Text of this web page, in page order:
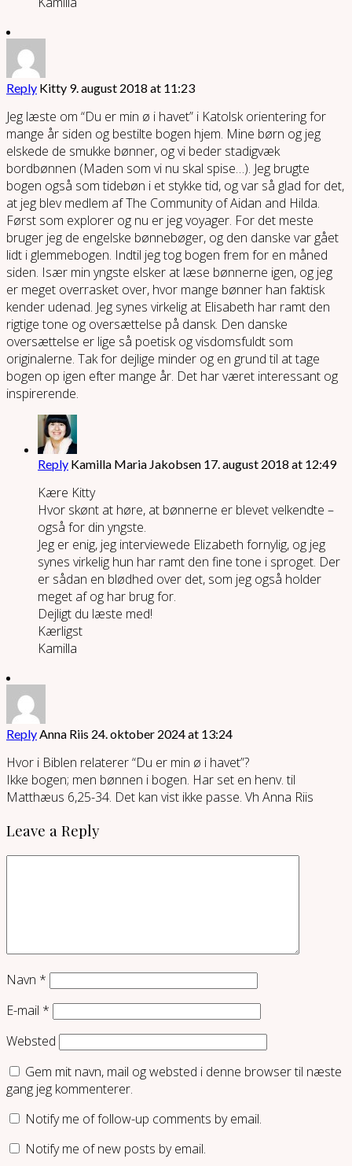
Reply Kitty 9. august 2018 at 11:23
Jeg læste om “Du er min ø i havet” i Katolsk orientering for
mange år siden og bestilte bogen hjem. Mine børn og jeg
elskede de smukke bønner, og vi beder stadigvæk
bordbønnen (Maden som vi nu skal spise…). Jeg brugte
bogen også som tidebøn i et stykke tid, og var så glad for det,
at jeg blev medlem af The Community of Aidan and Hilda.
Først som explorer og nu er jeg voyager. For det meste
bruger jeg de engelske bønnebøger, og den danske var gået
lidt i glemmebogen. Indtil jeg tog bogen frem for en måned
siden. Især min yngste elsker at læse bønnerne igen, og jeg
er meget overrasket over, hvor mange bønner han faktisk
kender udenad. Jeg synes virkelig at Elisabeth har ramt den
rigtige tone og oversættelse på dansk. Den danske
oversættelse er lige så poetisk og visdomsfuldt som
originalerne. Tak for dejlige minder og en grund til at tage
bogen op igen efter mange år. Det har været interessant og
inspirerende.
Reply Kamilla Maria Jakobsen 17. august 2018 at 12:49
Kære Kitty
Hvor skønt at høre, at bønnerne er blevet velkendte –
også for din yngste.
Jeg er enig, jeg interviewede Elizabeth fornylig, og jeg
synes virkelig hun har ramt den fine tone i sproget. Der
er sådan en blødhed over det, som jeg også holder
meget af og har brug for.
Dejligt du læste med!
Kærligst
Kamilla
ReplyAnna Riis 24. oktober 2024 at 13:24
Hvor i Biblen relaterer “Du er min ø i havet”?
Ikke bogen; men bønnen i bogen. Har set en henv. til
Matthæus 6,25-34. Det kan vist ikke passe. Vh Anna Riis
Leave a Reply
Navn *
E-mail *
Websted
Gem mit navn, mail og websted i denne browser til næste
gang jeg kommenterer.
Notify me of follow-up comments by email.
Notify me of new posts by email.